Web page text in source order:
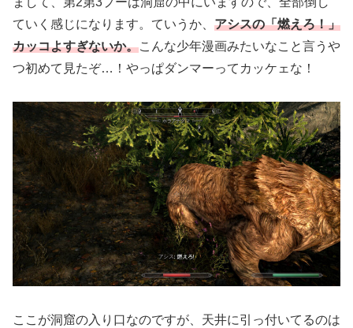
ていく感じになります。ていうか、 アシスの「燃えろ！」
カッコよすぎないか。こんな少年漫画みたいなこと言うや
つ初めて見たぞ…！やっぱダンマーってカッケェな！
ここが洞窟の入り口なのですが、天井に引っ付いてるのは